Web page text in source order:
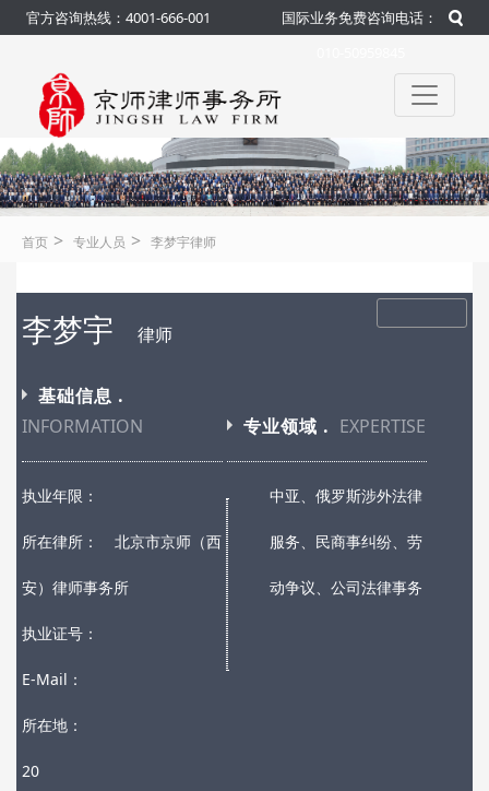
官方咨询热线：4001-666-001
国际业务免费咨询电话：
首页 > 专业人员 > 李梦宇律师
李梦宇 律师
基础信息 .
INFORMATION
专业领域 . EXPERTISE
执业年限：
所在律所： 北京市京师（西
安）律师事务所
执业证号：
E-Mail：
所在地：
20
中亚、俄罗斯涉外法律
服务、民商事纠纷、劳
动争议、公司法律事务